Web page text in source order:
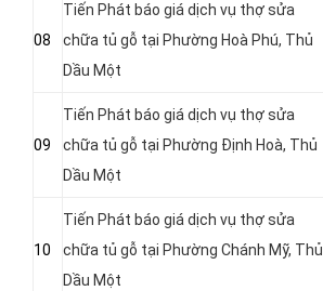
08
Tiến Phát báo giá dịch vụ thợ sửa
chữa tủ gỗ tại Phường Hoà Phú, Thủ
Dầu Một
09
Tiến Phát báo giá dịch vụ thợ sửa
chữa tủ gỗ tại Phường Định Hoà, Thủ
Dầu Một
10
Tiến Phát báo giá dịch vụ thợ sửa
chữa tủ gỗ tại Phường Chánh Mỹ, Thủ
Dầu Một